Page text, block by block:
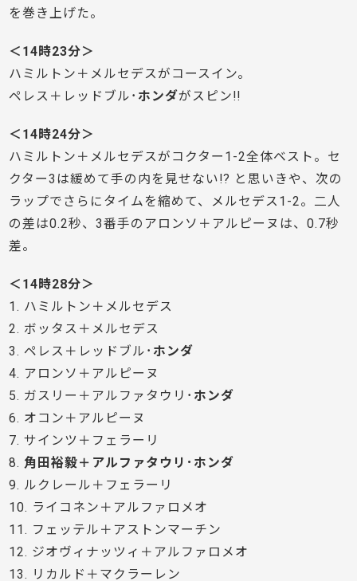
を巻き上げた。
＜14時23分＞
ハミルトン＋メルセデスがコースイン。
ペレス＋レッドブル･ ホンダがスピン!!
＜14時24分＞
ハミルトン＋メルセデスがコクター1-2全体ベスト。セ
クター3は緩めて手の内を見せない!? と思いきや、次の
ラップでさらにタイムを縮めて、メルセデス1-2。二人
の差は0.2秒、3番手のアロンソ＋アルピーヌは、0.7秒
差。
＜14時28分＞
1. ハミルトン＋メルセデス
2. ボッタス＋メルセデス
3. ペレス＋レッドブル･ ホンダ
4. アロンソ＋アルピーヌ
5. ガスリー＋アルファタウリ･ ホンダ
6. オコン＋アルピーヌ
7. サインツ＋フェラーリ
8. 角田裕毅＋アルファタウリ･ホンダ
9. ルクレール＋フェラーリ
10. ライコネン＋アルファロメオ
11. フェッテル＋アストンマーチン
12. ジオヴィナッツィ＋アルファロメオ
13. リカルド＋マクラーレン